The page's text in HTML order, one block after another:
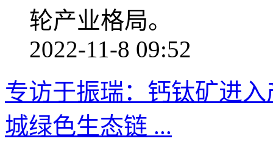
轮产业格局。
2022-11-8 09:52
专访于振瑞：钙钛矿进
城绿色生态链 ...